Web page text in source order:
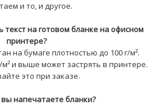
и то, и другое.
на готовом бланке на офисном
принтере?
на бумаге плотностью до 100 г/м².
и выше может застрять в принтере.
это при заказе.
напечатаете бланки?